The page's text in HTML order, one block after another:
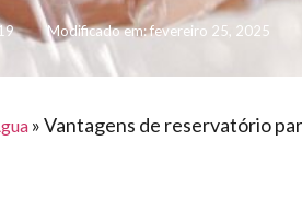
Modificado em: fevereiro 25, 2025
»Vantagens de reservatório